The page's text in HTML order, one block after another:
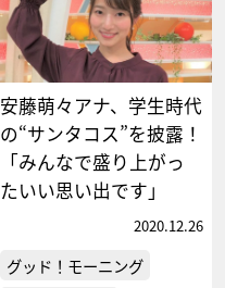
安藤萌々アナ、学生時代
の“サンタコス”を披露！
「みんなで盛り上がっ
たいい思い出です」
2020.12.26
グッド！モーニング